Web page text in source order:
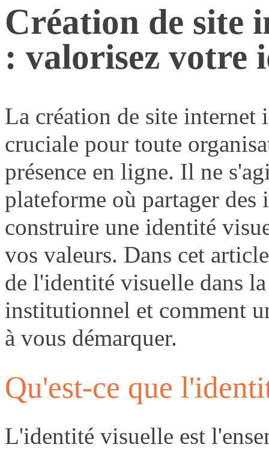
Création de site
: valorisez votre
La création de site internet
cruciale pour toute
présence en ligne. Il ne
plateforme où partager
construire une identité
vos valeurs. Dans cet
de l'identité visuelle dans
institutionnel et comment
à vous démarquer.
Qu'est-ce que
L'identité visuelle est